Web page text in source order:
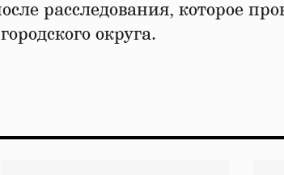
расследования, которое
округа.